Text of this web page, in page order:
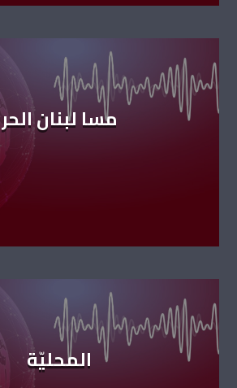
مسا لبنان الحر
المحليّة